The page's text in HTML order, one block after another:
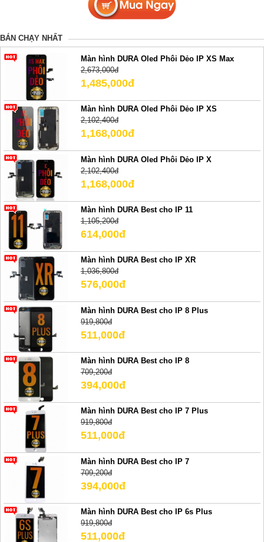
BÁN CHẠY NHẤT
Màn hình DURA Oled Phôi Dẻo IP XS Max
2,673,000đ
1,485,000đ
Màn hình DURA Oled Phôi Dẻo IP XS
2,102,400đ
1,168,000đ
Màn hình DURA Oled Phôi Dẻo IP X
2,102,400đ
1,168,000đ
Màn hình DURA Best cho IP 11
1,105,200đ
614,000đ
Màn hình DURA Best cho IP XR
1,036,800đ
576,000đ
Màn hình DURA Best cho IP 8 Plus
919,800đ
511,000đ
Màn hình DURA Best cho IP 8
709,200đ
394,000đ
Màn hình DURA Best cho IP 7 Plus
919,800đ
511,000đ
Màn hình DURA Best cho IP 7
709,200đ
394,000đ
Màn hình DURA Best cho IP 6s Plus
919,800đ
511,000đ